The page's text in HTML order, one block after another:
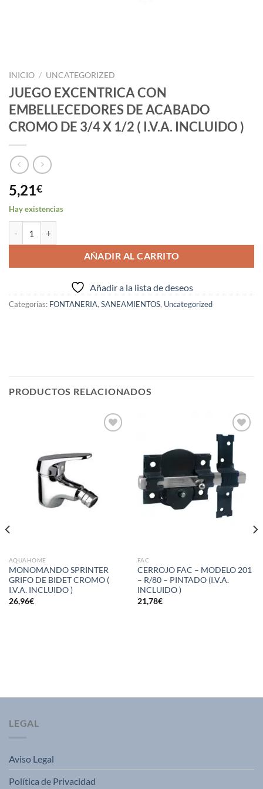
INICIO / UNCATEGORIZED
JUEGO EXCENTRICA CON
EMBELLECEDORES DE ACABADO
CROMO DE 3/4 X 1/2 ( I.V.A. INCLUIDO )
5,21€
Hay existencias
AÑADIR AL CARRITO
Añadir a la lista de deseos
Categorías: FONTANERIA, SANEAMIENTOS, Uncategorized
PRODUCTOS RELACIONADOS
AQUAHOME
MONOMANDO SPRINTER
GRIFO DE BIDET CROMO (
I.V.A. INCLUIDO )
26,96€
Añadir
deseos
FAC
CERROJO FAC – MODELO 201
– R/80 – PINTADO (I.V.A.
INCLUIDO )
21,78€
LEGAL
Aviso Legal
Política de Privacidad